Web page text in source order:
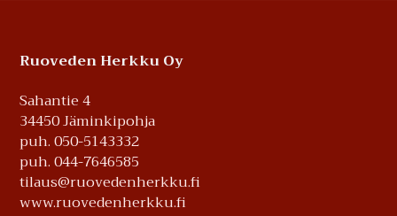
Footer
Ruoveden Herkku Oy
Sahantie 4
34450 Jäminkipohja
puh. 050-5143332
puh. 044-7646585
tilaus@ruovedenherkku.fi
www.ruovedenherkku.fi